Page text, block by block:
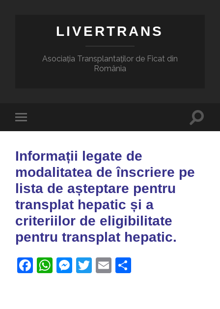
LIVERTRANS
Asociația Transplantaților de Ficat din
România
Informații legate de
modalitatea de înscriere pe
lista de așteptare pentru
transplat hepatic și a
criteriilor de eligibilitate
pentru transplat hepatic.
Facebook
WhatsApp
Messenger
Twitter
Email